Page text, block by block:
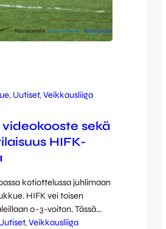
, Uutiset, Veikkausliiga
sekä
HIFK-
kotiottelussa juhlimaan
HIFK vei toisen
0-3-voiton. Tässä
totuttuun tapaan ottelun
, Veikkausliiga